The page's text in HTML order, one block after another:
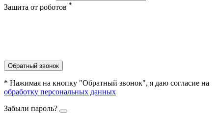
Защита от роботов *
Обратный звонок
* Нажимая на кнопку "Обратный звонок", я даю согласие на
обработку персональных данных
Забыли пароль?